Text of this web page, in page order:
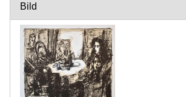
Bild